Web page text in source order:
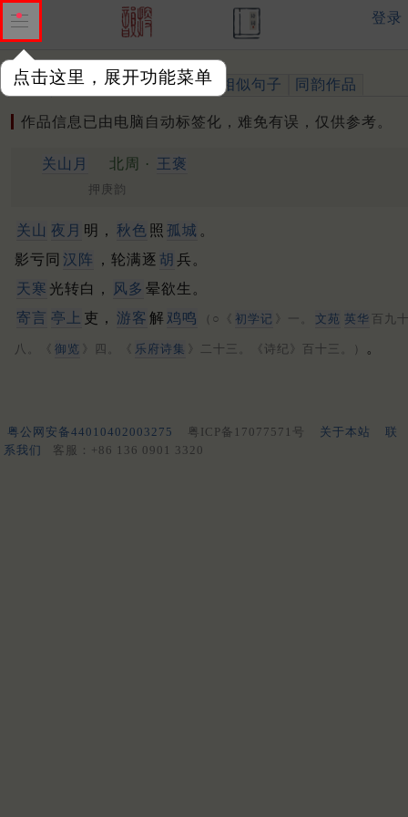
点击这里，展开功能菜单
登录
作品 标注四声 出处、引用 相似句子 同韵作品
作品信息已由电脑自动标签化，难免有误，仅供参考。
关山月 北周 · 王褒
押庚韵
关山 夜月 明， 秋色 照 孤城 。
影亏同 汉阵 ，轮满逐 胡 兵。
天寒 光转白， 风多 晕欲生。
寄言 亭上 吏， 游客 解 鸡鸣 （○《 初学记 文苑 英华 百九
八。《 御览 》四。《 乐府诗集 》二十三。《诗纪》百十三。） 。
粤公网安备44010402003275 粤ICP备17077571号 关于本站
联
系我们
客服：+86 136 0901 3320